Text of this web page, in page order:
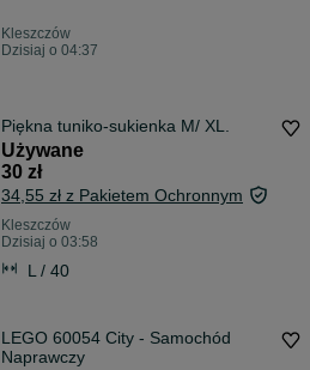
Kleszczów
Dzisiaj o 04:37
Piękna tuniko-sukienka M/ XL.
Używane
30 zł
34,55 zł z Pakietem Ochronnym
Kleszczów
Dzisiaj o 03:58
L / 40
LEGO 60054 City - Samochód
Naprawczy